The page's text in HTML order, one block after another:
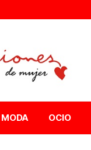
MODA OCIO